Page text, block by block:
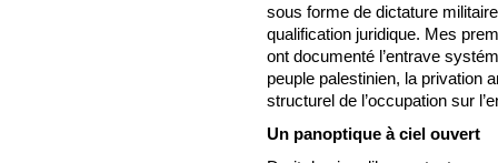
sous forme de dictature
qualification juridique. Mes
ont documenté l’entrave
peuple palestinien, la privation
structurel de l’occupation sur
Un panoptique à ciel ouvert